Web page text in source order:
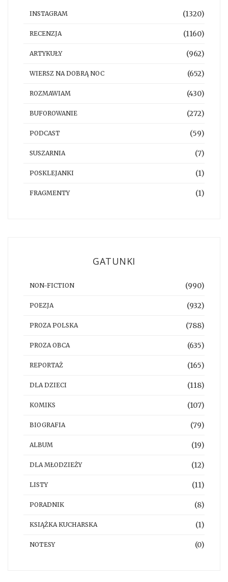
INSTAGRAM (1320)
RECENZJA (1160)
ARTYKUŁY (962)
WIERSZ NA DOBRĄ NOC (652)
ROZMAWIAM (430)
BUFOROWANIE (272)
PODCAST (59)
SUSZARNIA (7)
POSKLEJANKI (1)
FRAGMENTY (1)
GATUNKI
NON-FICTION (990)
POEZJA (932)
PROZA POLSKA (788)
PROZA OBCA (635)
REPORTAŻ (165)
DLA DZIECI (118)
KOMIKS (107)
BIOGRAFIA (79)
ALBUM (19)
DLA MŁODZIEŻY (12)
LISTY (11)
PORADNIK (8)
KSIĄŻKA KUCHARSKA (1)
NOTESY (0)